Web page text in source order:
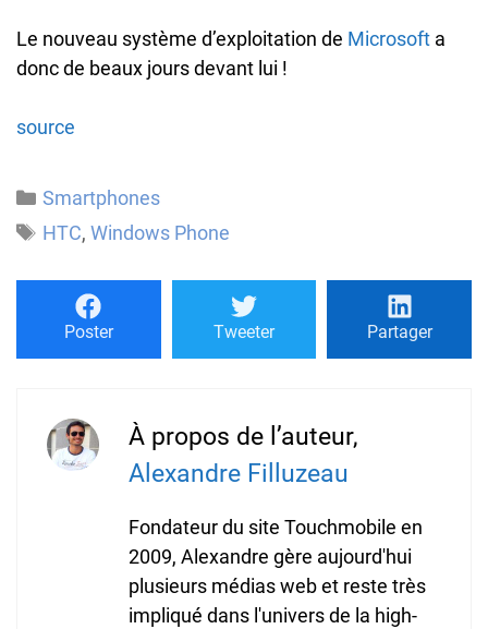
Le nouveau système d’exploitation de Microsoft a
donc de beaux jours devant lui !
source
Catégories
Smartphones
Étiquettes
HTC, Windows Phone
Poster Tweeter Partager
À propos de l’auteur,
Alexandre Filluzeau
Fondateur du site Touchmobile en
2009, Alexandre gère aujourd'hui
plusieurs médias web et reste très
impliqué dans l'univers de la high-